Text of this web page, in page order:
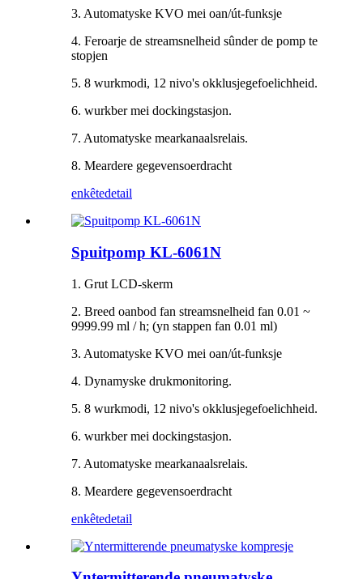
3. Automatyske KVO mei oan/út-funksje
4. Feroarje de streamsnelheid sûnder de pomp te
stopjen
5. 8 wurkmodi, 12 nivo's okklusjegefoelichheid.
6. wurkber mei dockingstasjon.
7. Automatyske mearkanaalsrelais.
8. Meardere gegevensoerdracht
enkêtedetail
Spuitpomp KL-6061N
1. Grut LCD-skerm
2. Breed oanbod fan streamsnelheid fan 0.01 ~
9999.99 ml / h; (yn stappen fan 0.01 ml)
3. Automatyske KVO mei oan/út-funksje
4. Dynamyske drukmonitoring.
5. 8 wurkmodi, 12 nivo's okklusjegefoelichheid.
6. wurkber mei dockingstasjon.
7. Automatyske mearkanaalsrelais.
8. Meardere gegevensoerdracht
enkêtedetail